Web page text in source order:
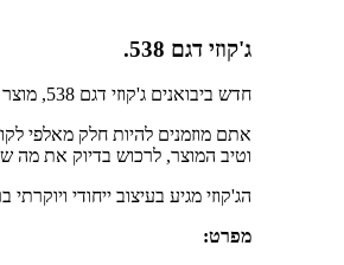
ג'קוזי דגם 538.
חדש ביבואנים ג'קוזי דגם 538, מוצר מפנק ויוקרתי בקניה ישירה מהיצרן ללא פערי תיווך.
אתם מוזמנים להיות חלק מאלפי
וטיב המוצר, לרכוש בדיוק את מה
הג'קוזי מגיע בעיצוב ייחודי
מפרט: